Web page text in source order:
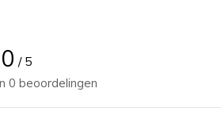
0 / 5
0 beoordelingen